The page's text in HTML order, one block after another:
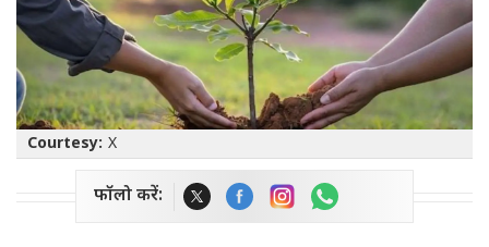
Courtesy: X
फॉलो करें: